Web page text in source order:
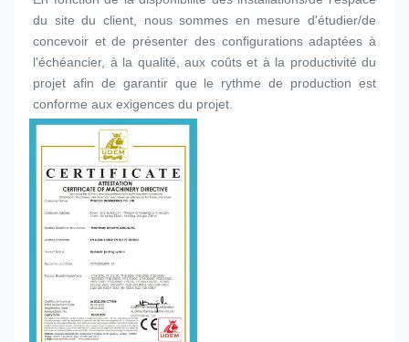
du site du client, nous sommes en mesure d'étudier/de
concevoir et de présenter des configurations adaptées à
l'échéancier, à la qualité, aux coûts et à la productivité du
projet afin de garantir que le rythme de production est
conforme aux exigences du projet.